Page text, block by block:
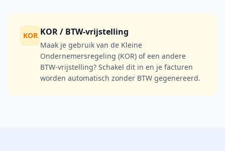
KOR KOR / BTW-vrijstelling
Maak je gebruik van de Kleine
Ondernemersregeling (KOR) of een andere
BTW-vrijstelling? Schakel dit in en je facturen
worden automatisch zonder BTW gegenereerd.